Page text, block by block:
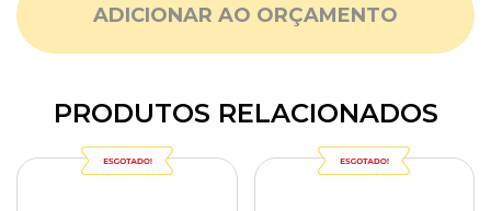
ADICIONAR AO ORÇAMENTO
PRODUTOS RELACIONADOS